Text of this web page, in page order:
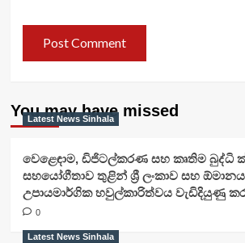
You may have missed
Latest News Sinhala
වෙළෙඳාම, ඩිජිටල්කරණ සහ කෘතිම බුද්ධි
සහයෝගීතාව තුළින් ශ්‍රී ලංකාව සහ
උපායමාර්ගික හවුල්කාරිත්වය වැඩිදියුණු
0
Latest News Sinhala